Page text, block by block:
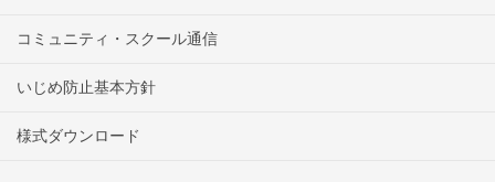
コミュニティ・スクール通信
いじめ防止基本方針
様式ダウンロード